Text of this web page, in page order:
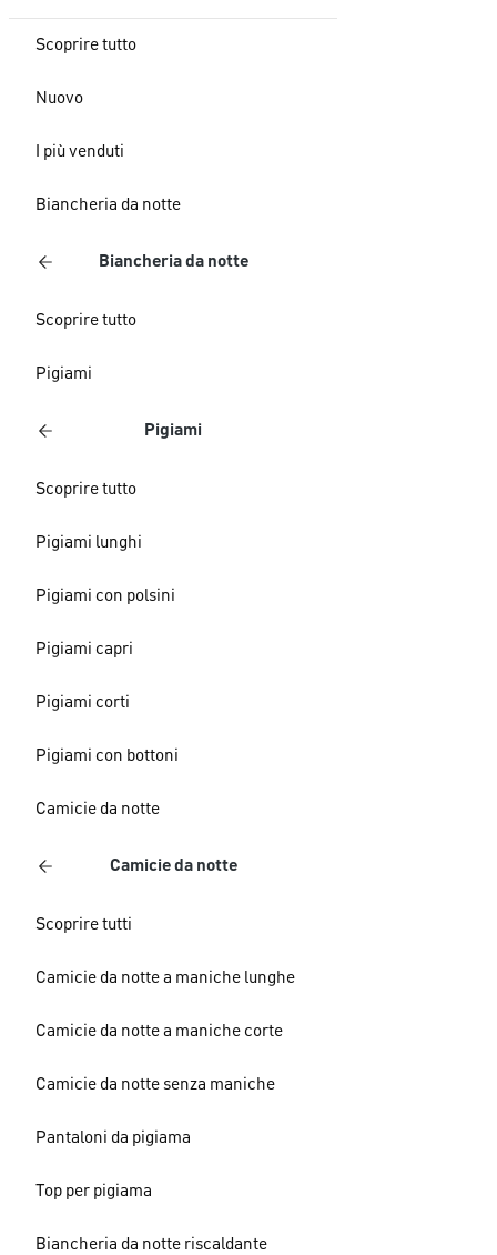
Scoprire tutto
Nuovo
I più venduti
Biancheria da notte
Biancheria da notte
Scoprire tutto
Pigiami
Pigiami
Scoprire tutto
Pigiami lunghi
Pigiami con polsini
Pigiami capri
Pigiami corti
Pigiami con bottoni
Camicie da notte
Camicie da notte
Scoprire tutti
Camicie da notte a maniche lunghe
Camicie da notte a maniche corte
Camicie da notte senza maniche
Pantaloni da pigiama
Top per pigiama
Biancheria da notte riscaldante